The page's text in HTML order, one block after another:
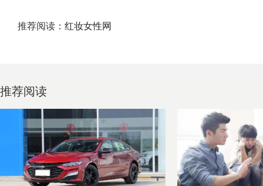
推荐阅读： 红妆女性网
推荐阅读